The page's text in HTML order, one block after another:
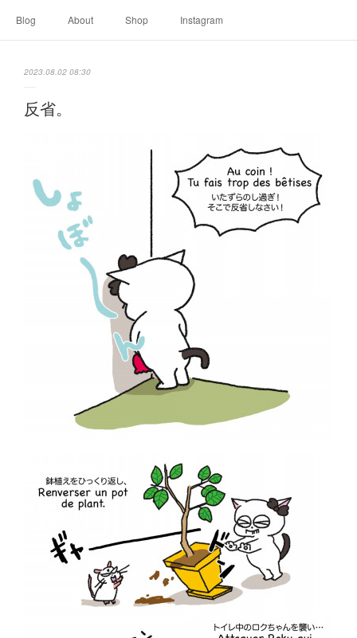
Blog About Shop Instagram
2023.08.02 08:30
反省。